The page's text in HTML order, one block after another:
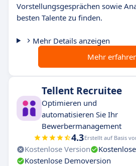
Vorstellungsgesprächen sowie
besten Talente zu finden.
Mehr Details anzeigen
Mehr
Tellent Recruitee
Optimieren und
automatisieren Sie Ihr
Bewerbermanagement
4.3Erstellt auf Basis
Kostenlose Version
Kostenlose Demoversion